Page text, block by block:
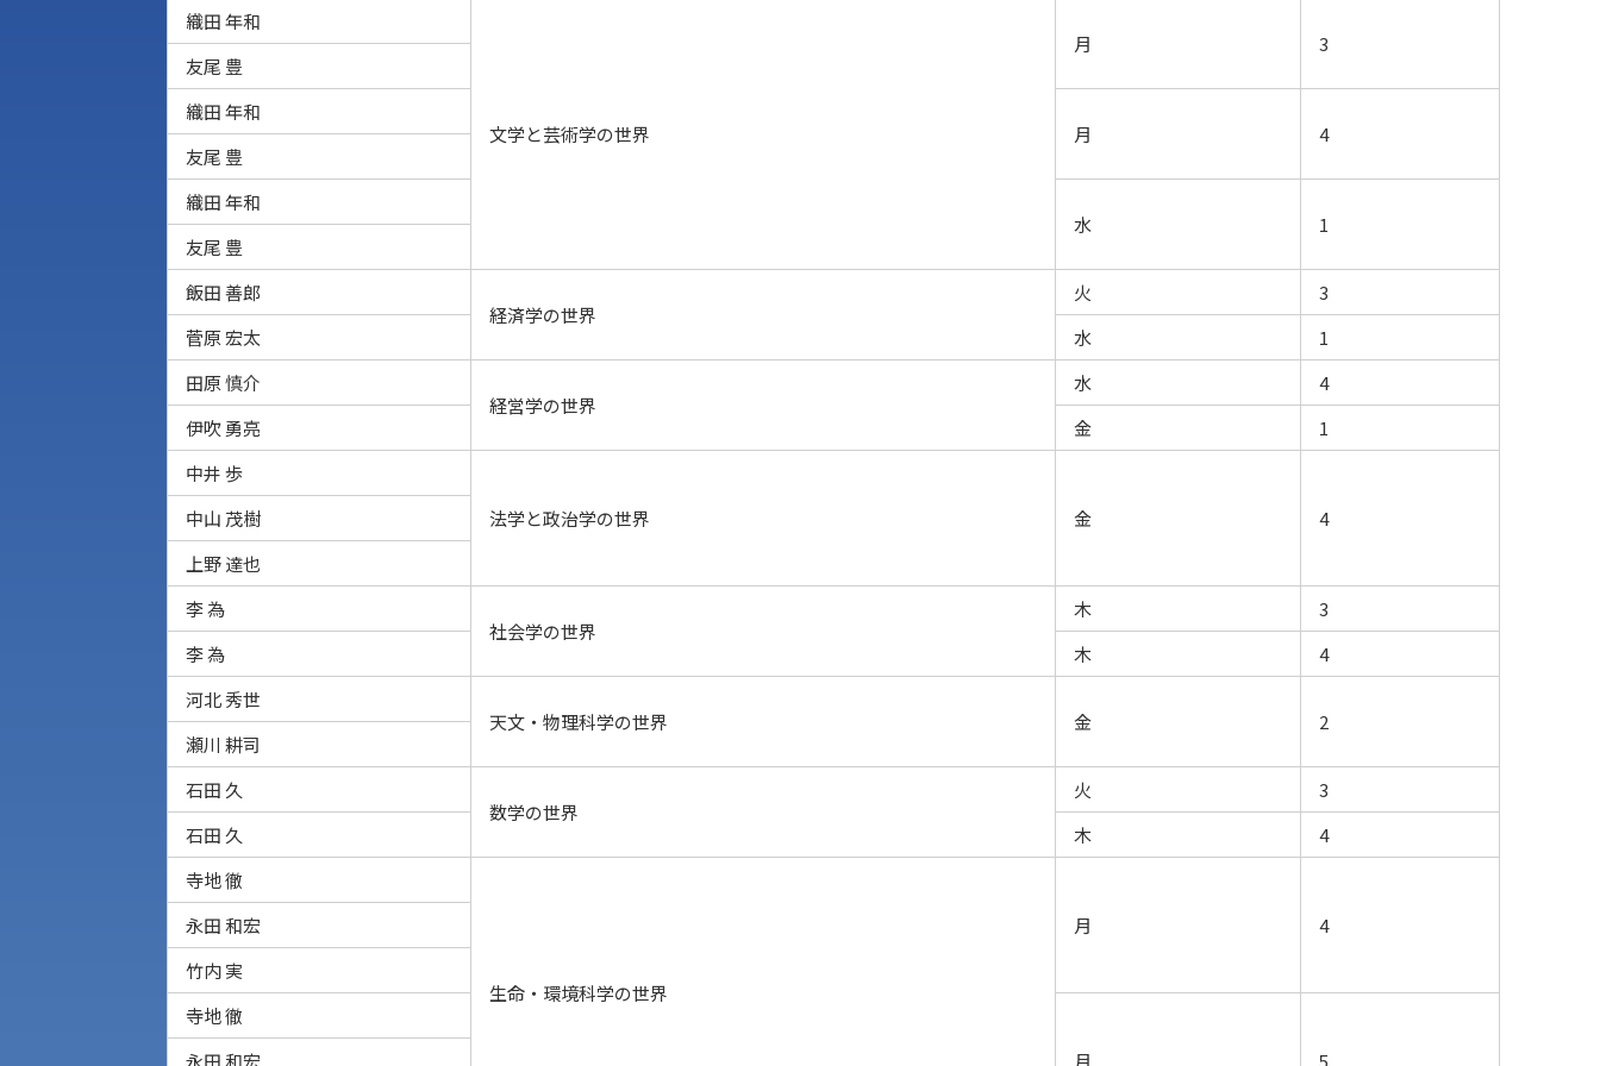
織田 年和
文学と芸術学の世界
月
3
友尾 豊
織田 年和
月
4
友尾 豊
織田 年和
水
1
友尾 豊
飯田 善郎
経済学の世界
火
3
菅原 宏太
水
1
田原 慎介
経営学の世界
水
4
伊吹 勇亮
金
1
中井 歩
法学と政治学の世界
金 4
中山 茂樹
上野 達也
李 為
社会学の世界
木
3
李 為
木
4
河北 秀世
天文・物理科学の世界
金
2
瀬川 耕司
石田 久
数学の世界
火
3
石田 久
木
4
寺地 徹
生命・環境科学の世界
月 4
永田 和宏
竹内 実
寺地 徹
月
5
永田 和宏